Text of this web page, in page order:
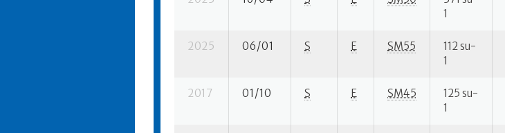
1
2025 06/01 S E SM55
112 su-
1
2017 01/10 S E SM45
125 su-
1